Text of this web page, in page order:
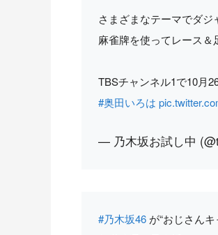
さまざまなテーマでダジ
麻雀牌を使ってレース＆
TBSチャンネル1で10月
#奥田いろは
— 乃木坂お試し中
#乃木坂46 が“おじさん